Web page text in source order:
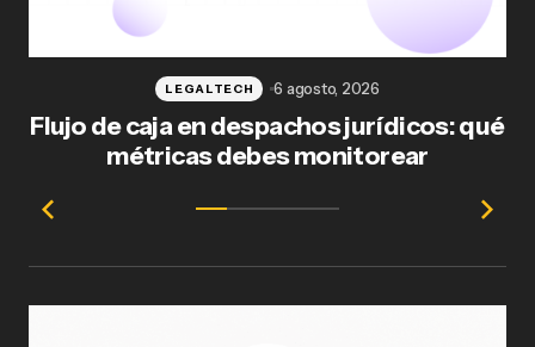
Flujo de caja en despachos jurídicos: qué
métricas debes monitorear
LEGALTECH 6 agosto, 2026